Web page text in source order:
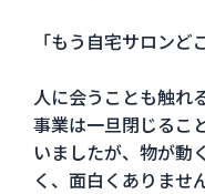
「もう自宅サロンど
人に会うことも触れ
事業は一旦閉じるこ
いましたが、物が動
く、面白くありませ